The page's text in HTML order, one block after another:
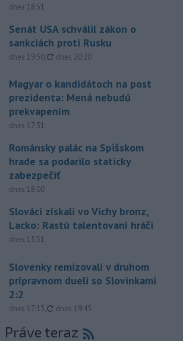
dnes 18:51
Senát USA schválil zákon o
sankciách proti Rusku
dnes 19:50, aktualizované
dnes 20:20
Magyar o kandidátoch na post
prezidenta: Mená nebudú
prekvapením
dnes 17:31
Románsky palác na Spišskom
hrade sa podarilo staticky
zabezpečiť
dnes 18:00
Slováci získali vo Vichy bronz,
Lacko: Rastú talentovaní hráči
dnes 15:51
Slovenky remizovali v druhom
prípravnom dueli so Slovinkami
2:2
dnes 17:13, aktualizované
dnes 19:45
Práve teraz